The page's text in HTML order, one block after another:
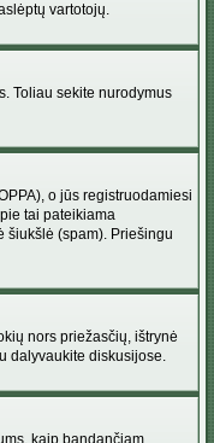
vartotojų.
Toliau sekite nurodymus
o jūs registruodamiesi
tai pateikiama
šiukšlė (spam). Priešingu
nors priežasčių, ištrynė
dalyvaukite diskusijose.
kaip bandančiam